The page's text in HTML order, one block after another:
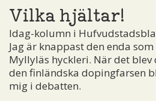
Vilka hjältar!
Idag-kolumn i
Jag är knappast den enda
Myllyläs hyckleri. När det blev
den finländska dopingfarsen
mig i debatten.